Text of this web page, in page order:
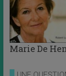
Marie De